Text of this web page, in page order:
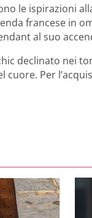
le ispirazioni
francese in
al suo
declinato nei
cuore. Per